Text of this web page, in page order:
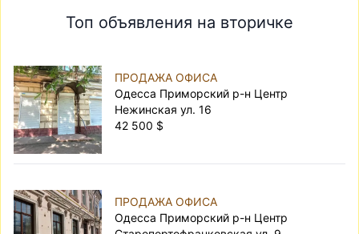
Топ объявления на вторичке
ПРОДАЖА ОФИСА
Одесса Приморский р-н Центр
Нежинская ул. 16
42 500 $
ПРОДАЖА ОФИСА
Одесса Приморский р-н Центр